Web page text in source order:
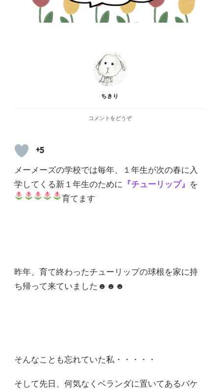
ちきり
コメントをどうぞ(チ
+5
メーメーズの学校では毎年、１年生が次の春に入
学してくる新１年生のために
『チューリップ』
を
育てます
昨年、育て終わったチューリップの球根を家に持
ち帰って来ていました☻☻☻
そんなことも忘れていた私・・・・・
そして先日、何気なくベランダに置いてあるバケ